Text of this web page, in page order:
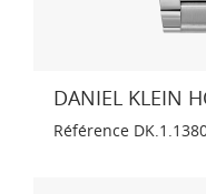
DANIEL KLEIN
Référence